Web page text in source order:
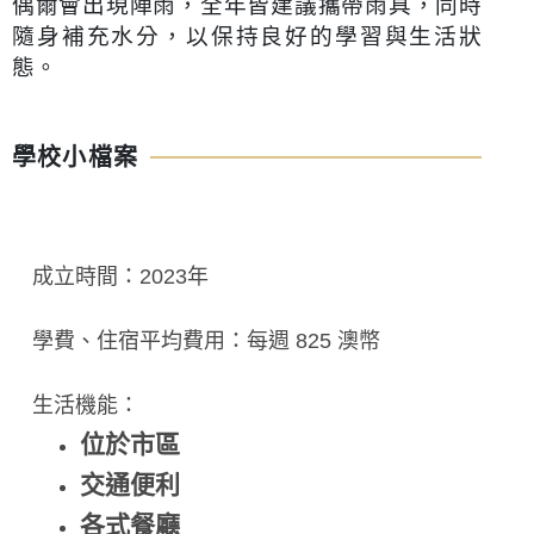
偶爾會出現陣雨，全年皆建議攜帶雨具，同時
隨身補充水分，以保持良好的學習與生活狀
態。
學校小檔案
成立時間：2023年
學費、住宿平均費用：每週 825 澳幣
生活機能：
位於市區
交通便利
各式餐廳